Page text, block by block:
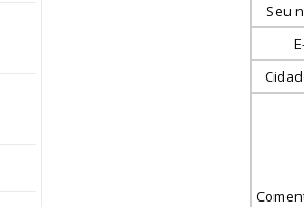
Seu